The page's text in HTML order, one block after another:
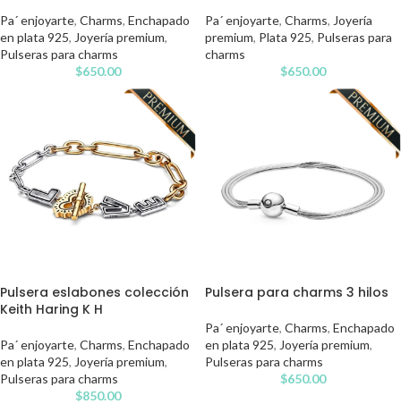
Pa´ enjoyarte, Charms, Enchapado
en plata 925, Joyería premium,
Pulseras para charms
$650.00
Pa´ enjoyarte, Charms, Joyería
premium, Plata 925, Pulseras para
charms
$650.00
Pulsera eslabones colección
Keith Haring K H
Pa´ enjoyarte, Charms, Enchapado
en plata 925, Joyería premium,
Pulseras para charms
$850.00
Pulsera para charms 3 hilos
Pa´ enjoyarte, Charms, Enchapado
en plata 925, Joyería premium,
Pulseras para charms
$650.00